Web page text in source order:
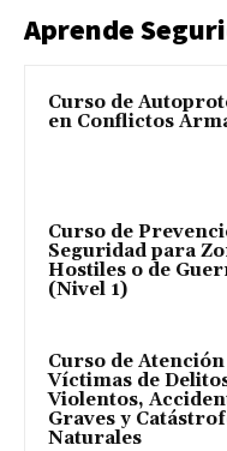
Aprende
Curso de
en Conflictos
Curso de
Seguridad para
Hostiles o de
(Nivel 1)
Curso de Atención
Víctimas de
Violentos,
Graves y
Naturales